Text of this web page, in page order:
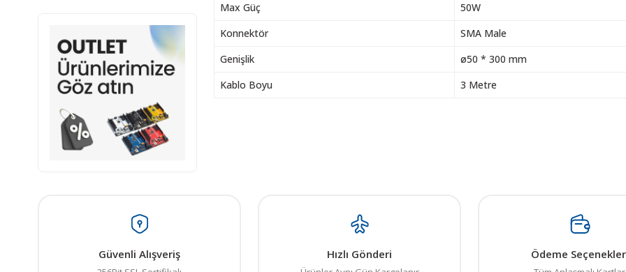
Max Güç
50W
Konnektör
SMA Male
Genişlik
ø50 * 300 mm
Kablo Boyu
3 Metre
Ürün bilgilerinde hatalar bulunuyor.
Ürün fiyatı diğer sitelerden daha pahalı.
Güvenli Alışveriş Hızlı Gönderi Ödeme